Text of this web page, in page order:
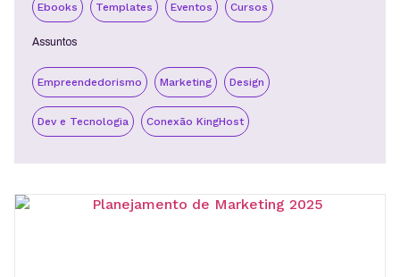
Ebooks Templates Eventos Cursos
Assuntos
Empreendedorismo Marketing Design
Dev e Tecnologia Conexão KingHost